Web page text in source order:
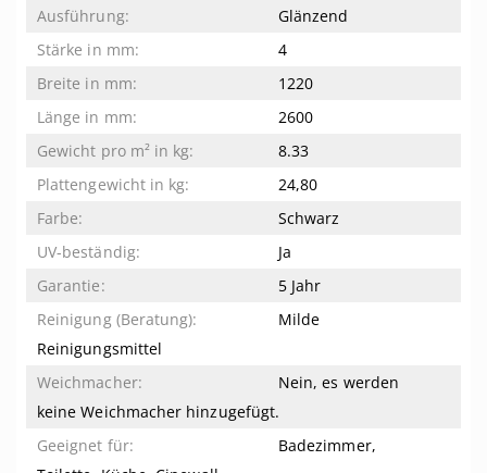
Glänzend
4
1220
2600
8.33
24,80
Schwarz
Ja
5 Jahr
Milde
Reinigungsmittel
Nein, es werden
keine Weichmacher hinzugefügt.
Badezimmer,